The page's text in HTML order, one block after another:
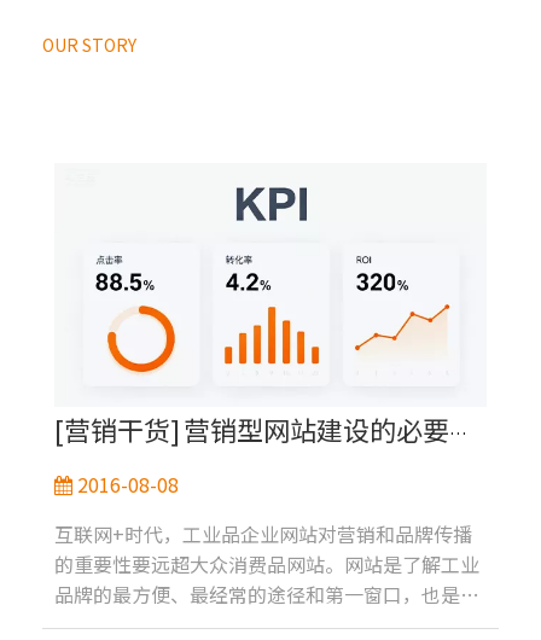
OUR STORY
[营销干货]营销型网站建设的必要性。
2016-08-08
互联网+时代，工业品企业网站对营销和品牌传播
的重要性要远超大众消费品网站。网站是了解工业
品牌的最方便、最经常的途径和第一窗口，也是合
作商机开始的大门。大部分工业企业都知道营销型